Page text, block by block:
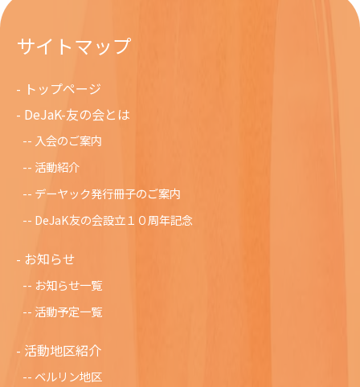
サイトマップ
トップページ
DeJaK-友の会とは
入会のご案内
活動紹介
デーヤック発行冊子のご案内
DeJaK友の会設立１０周年記念
お知らせ
お知らせ一覧
活動予定一覧
活動地区紹介
ベルリン地区